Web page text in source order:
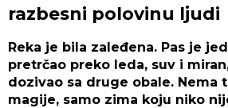
razbesni polovinu ljudi
Reka je bila zaleđena. Pas je
pretrčao preko leda, suv i
dozivao sa druge obale. Nema
magije, samo zima koju niko